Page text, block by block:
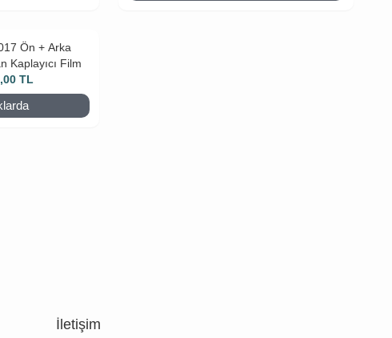
Ön + Arka
Kaplayıcı Film
TL
İletişim